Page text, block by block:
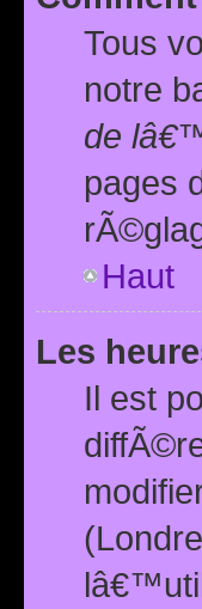
Tous
notre
de
pages
Haut
Les
Il est